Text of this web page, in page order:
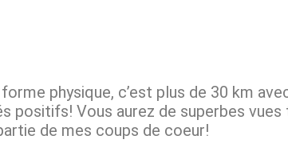
physique, c’est plus de 30 km
positifs! Vous aurez de superbes
de mes coups de coeur!